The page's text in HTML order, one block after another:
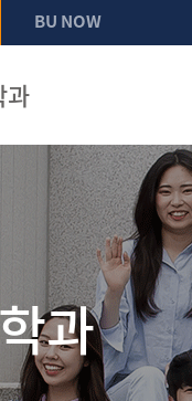
BU NOW
과
과